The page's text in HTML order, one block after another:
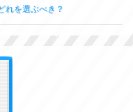
れを選ぶべき？